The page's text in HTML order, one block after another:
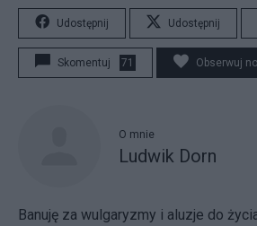
Udostępnij Udostępnij
Skomentuj 71 Obserwuj
O mnie
Ludwik Dorn
Banuję za wulgaryzmy i aluzje do